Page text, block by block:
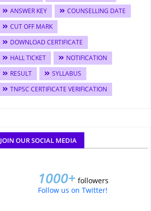
ANSWER KEY
COUNSELLING DATE
CUT OFF MARK
DOWNLOAD CERTIFICATE
HALL TICKET
NOTIFICATION
RESULT
SYLLABUS
TNPSC CERTIFICATE VERIFICATION
JOIN OUR SOCIAL MEDIA
1000+ followers
Follow us on Twitter!